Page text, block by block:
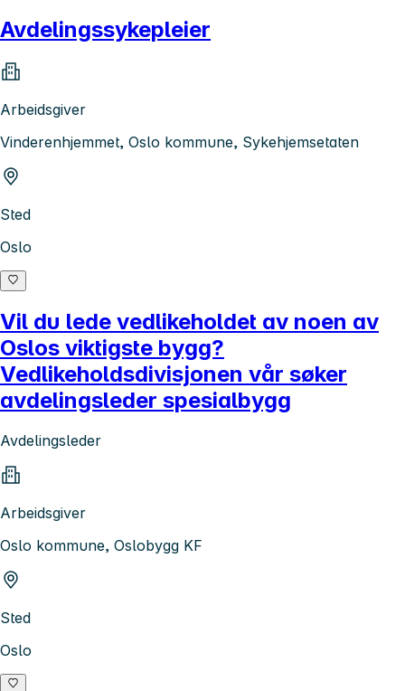
Avdelingssykepleier
Arbeidsgiver
Vinderenhjemmet, Oslo kommune, Sykehjemsetaten
Sted
Oslo
Vil du lede vedlikeholdet av noen av
Oslos viktigste bygg?
Vedlikeholdsdivisjonen vår søker
avdelingsleder spesialbygg
Avdelingsleder
Arbeidsgiver
Oslo kommune, Oslobygg KF
Sted
Oslo